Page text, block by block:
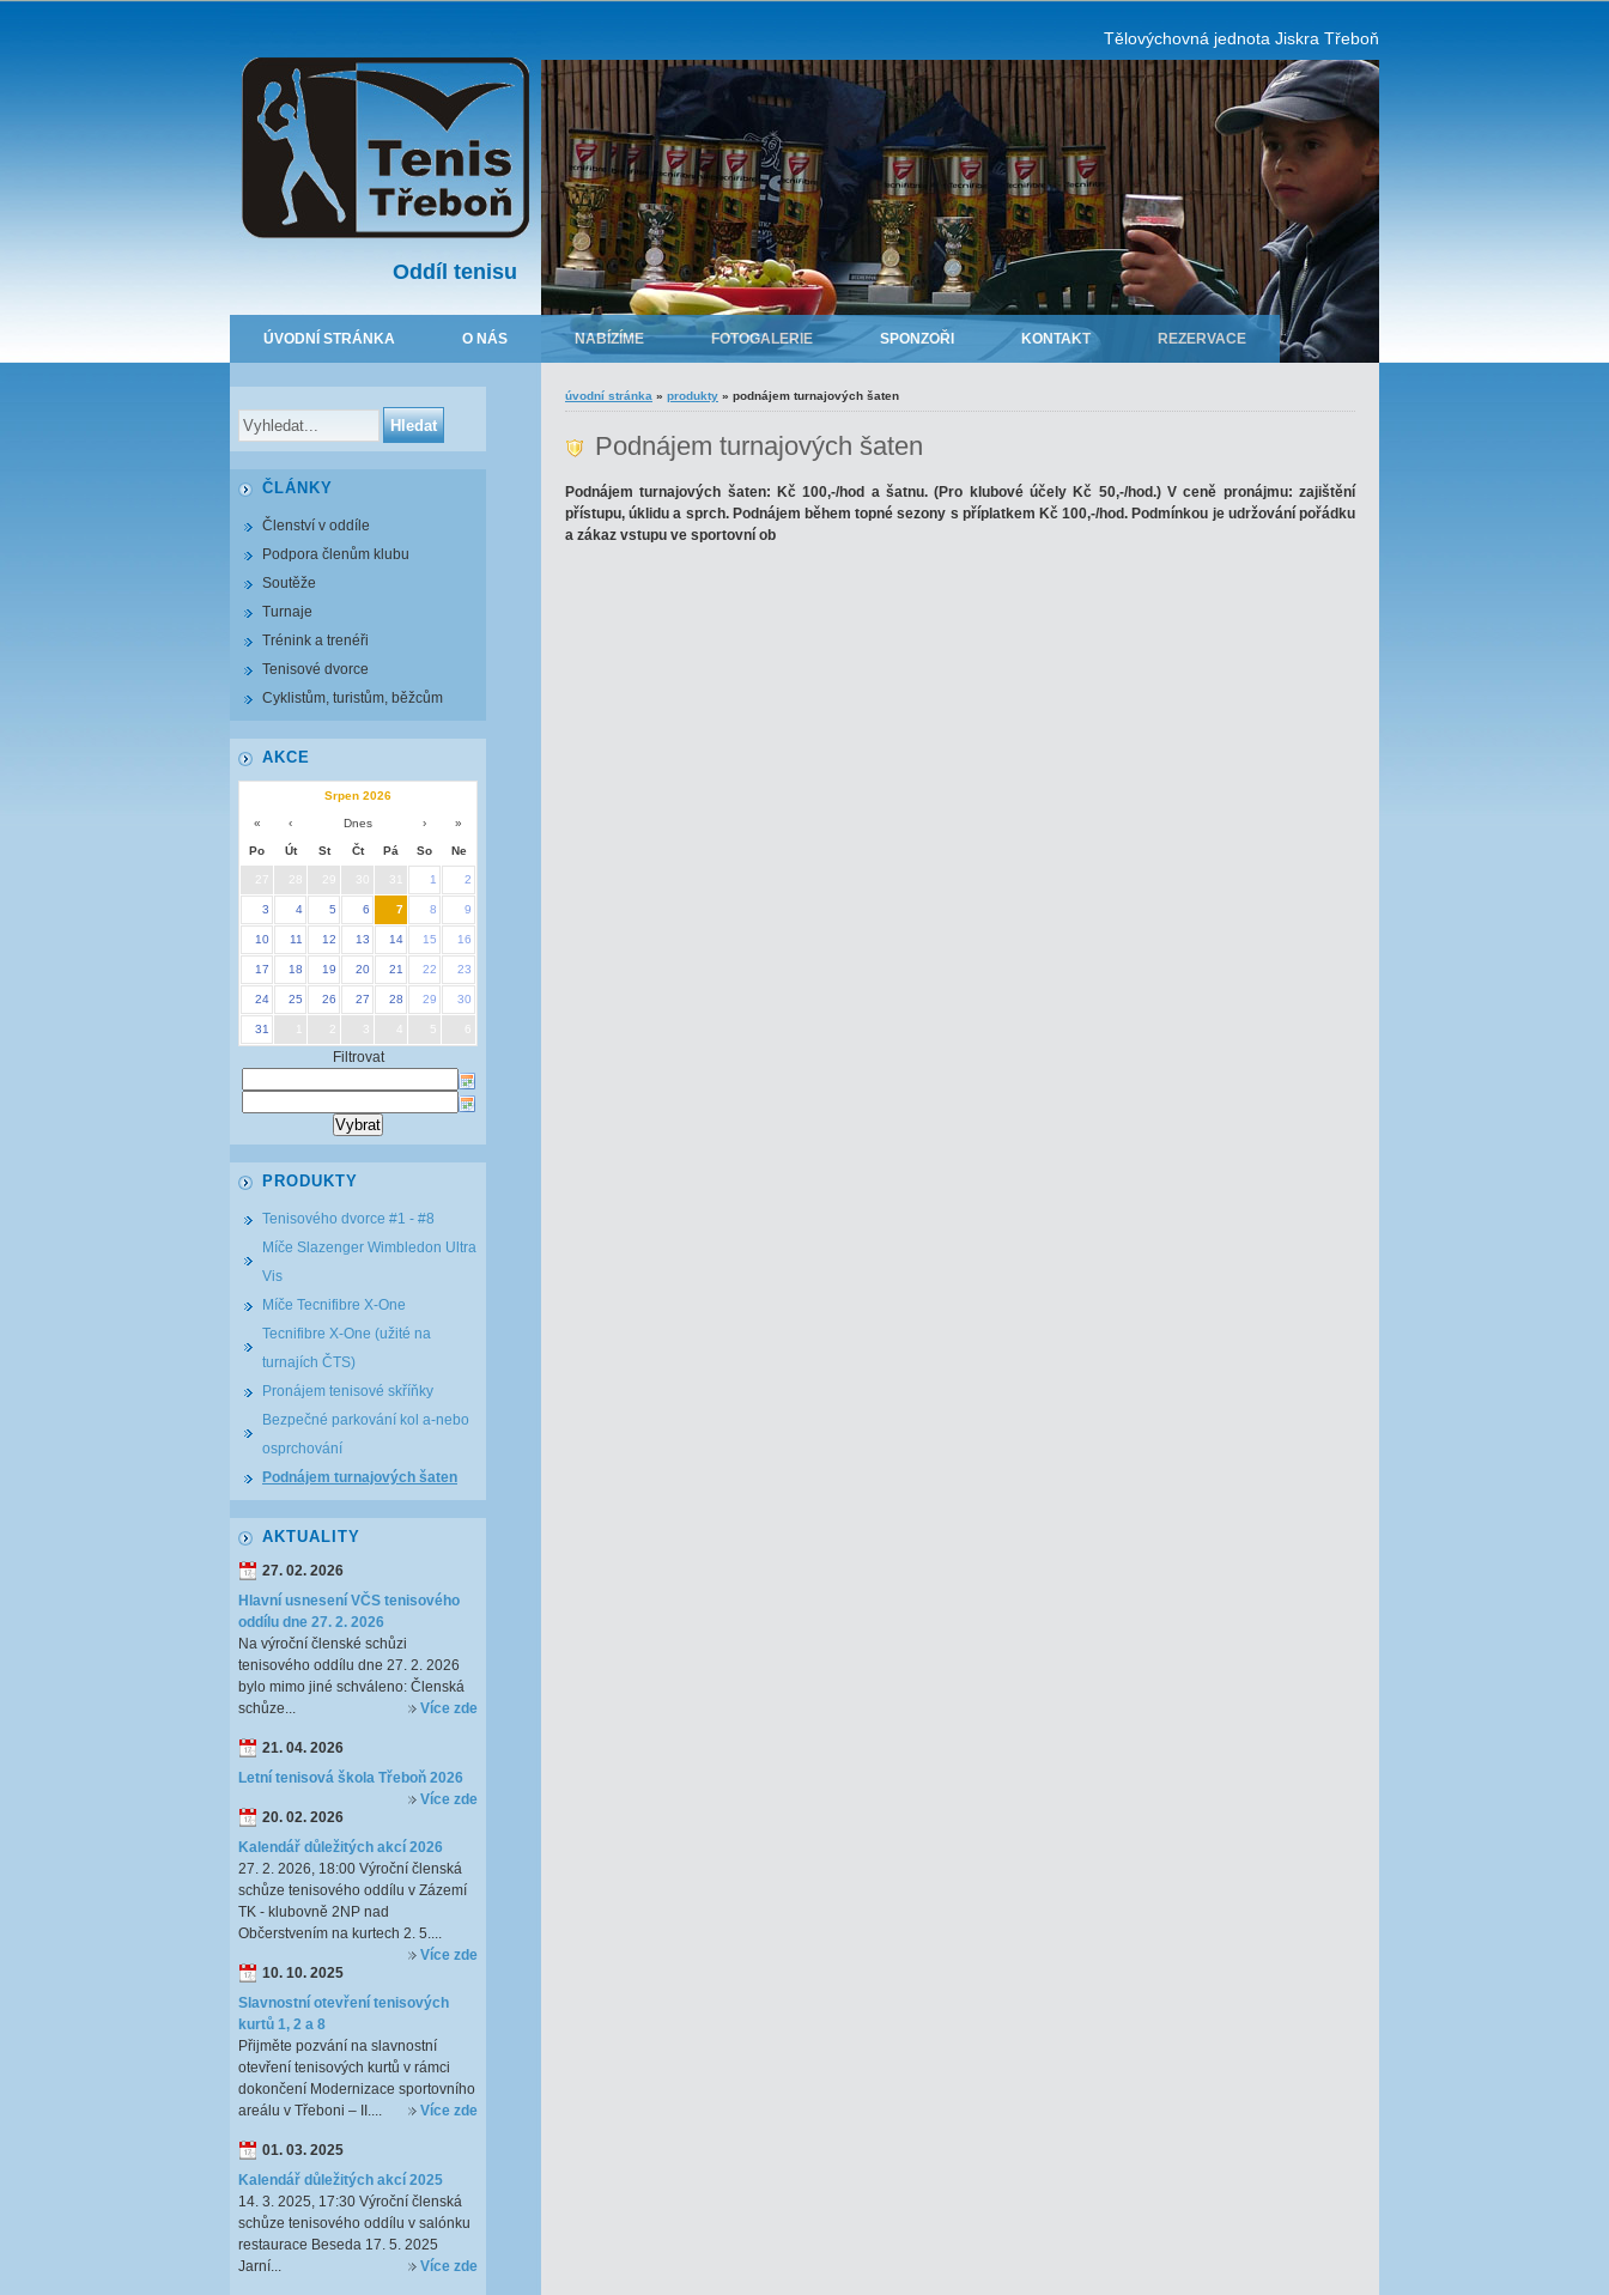
Oddíl tenisu
Tělovýchovná jednota Jiskra Třeboň
ÚVODNÍ STRÁNKA O NÁS NABÍZÍME FOTOGALERIE SPONZOŘI KONTAKT REZERVACE
úvodní stránka » produkty » podnájem turnajových šaten
Podnájem turnajových šaten
Podnájem turnajových šaten: Kč 100,-/hod a šatnu. (Pro klubové účely Kč 50,-/hod.) V ceně pronájmu: zajištění
přístupu, úklidu a sprch. Podnájem během topné sezony s příplatkem Kč 100,-/hod. Podmínkou je udržování pořádku
a zákaz vstupu ve sportovní ob
ČLÁNKY
Členství v oddíle
Podpora členům klubu
Soutěže
Turnaje
Trénink a trenéři
Tenisové dvorce
Cyklistům, turistům, běžcům
AKCE
Srpen 2026
« ‹ Dnes › »
Po Út St Čt Pá So Ne
27 29 30 31 1 2
3 4 5 6 7 8 9
10 11 12 13 14 15 16
17 18 19 20 21 22 23
24 25 26 27 28 29 30
31 3 5
Filtrovat
PRODUKTY
Tenisového dvorce #1 - #8
Míče Slazenger Wimbledon Ultra
Vis
Míče Tecnifibre X-One
Tecnifibre X-One (užité na
turnajích ČTS)
Pronájem tenisové skříňky
Bezpečné parkování kol a-nebo
osprchování
Podnájem turnajových šaten
AKTUALITY
27. 02. 2026
Hlavní usnesení VČS tenisového
oddílu dne 27. 2. 2026
Na výroční členské schůzi
tenisového oddílu dne 27. 2. 2026
bylo mimo jiné schváleno: Členská
schůze...
Více zde
21. 04. 2026
Letní tenisová škola Třeboň 2026
Více zde
20. 02. 2026
Kalendář důležitých akcí 2026
27. 2. 2026, 18:00 Výroční členská
schůze tenisového oddílu v Zázemí
TK - klubovně 2NP nad
Občerstvením na kurtech 2. 5....
Více zde
10. 10. 2025
Slavnostní otevření tenisových
kurtů 1, 2 a 8
Přijměte pozvání na slavnostní
otevření tenisových kurtů v rámci
dokončení Modernizace sportovního
areálu v Třeboni – II....
Více zde
01. 03. 2025
Kalendář důležitých akcí 2025
14. 3. 2025, 17:30 Výroční členská
schůze tenisového oddílu v salónku
restaurace Beseda 17. 5. 2025
Jarní...
Více zde